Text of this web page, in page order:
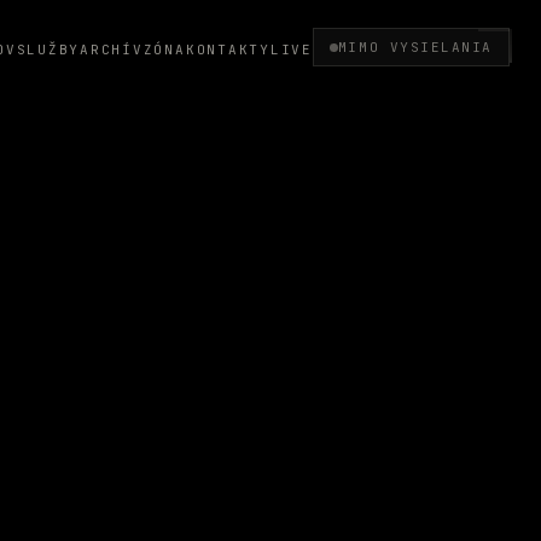
SLUŽBY ARCHÍV ZÓNA KONTAKTY LIVE MIMO VYSIELANIA